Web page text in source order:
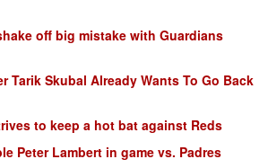
off big mistake with Guardians
Tarik Skubal Already Wants To Go Back
to keep a hot bat against Reds
Peter Lambert in game vs. Padres